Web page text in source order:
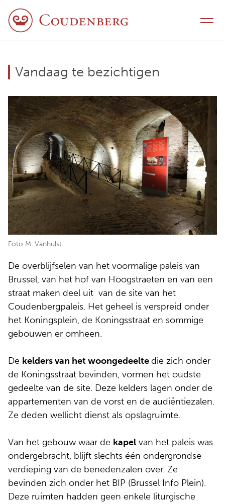
Vandaag te bezichtigen
Foto M. Vanhulst
De overblijfselen van het voormalige paleis van
Brussel, van het hof van Hoogstraeten en van een
straat maken deel uit van de site van het
Coudenbergpaleis. Het geheel is verspreid onder
het Koningsplein, de Koningsstraat en sommige
gebouwen er omheen.
De kelders van het woongedeeltedie zich onder
de Koningsstraat bevinden, vormen het oudste
gedeelte van de site. Deze kelders lagen onder de
appartementen van de vorst en de audiëntiezalen.
Ze deden wellicht dienst als opslagruimte.
Van het gebouw waar de kapel van het paleis was
ondergebracht, blijft slechts één ondergrondse
verdieping van de benedenzalen over. Ze
bevinden zich onder het BIP (Brussel Info Plein).
Deze ruimten hadden geen enkele liturgische